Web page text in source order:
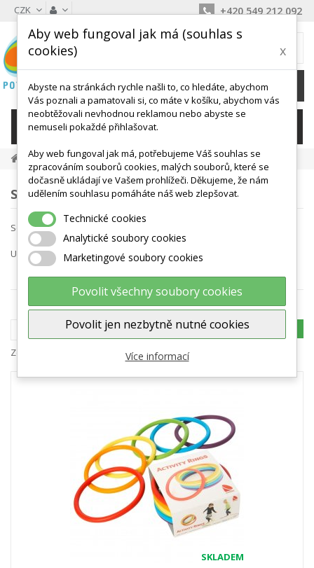
CZK +420 549 212 092
0 Kč
KATEGORIE
Gonge
SEZNAM PRODUKTŮ VÝROBCE GONGE
Seřadit podle
Ukázat
POROVNAT (
Zobrazeno 1 – 45 z 58 položek
SKLADEM
Aby web fungoval jak má (souhlas s
cookies)
x
Abyste na stránkách rychle našli to, co hledáte, abychom
Vás poznali a pamatovali si, co máte v košíku, abychom vás
neobtěžovali nevhodnou reklamou nebo abyste se
nemuseli pokaždé přihlašovat.
Aby web fungoval jak má, potřebujeme Váš souhlas se
zpracováním souborů cookies, malých souborů, které se
dočasně ukládají ve Vašem prohlížeči. Děkujeme, že nám
udělením souhlasu pomáháte náš web zlepšovat.
Technické cookies
Analytické soubory cookies
Marketingové soubory cookies
Povolit všechny soubory cookies
Povolit jen nezbytně nutné cookies
Více informací